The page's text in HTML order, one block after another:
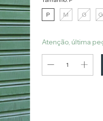
P
M G
Atenção, última